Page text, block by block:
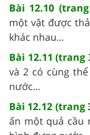
Bài 12.10
một vật được
khác nhau...
Bài 12.11 (trang
và 2 có cùng
nước...
Bài 12.12 (trang
ấn một quả cầu